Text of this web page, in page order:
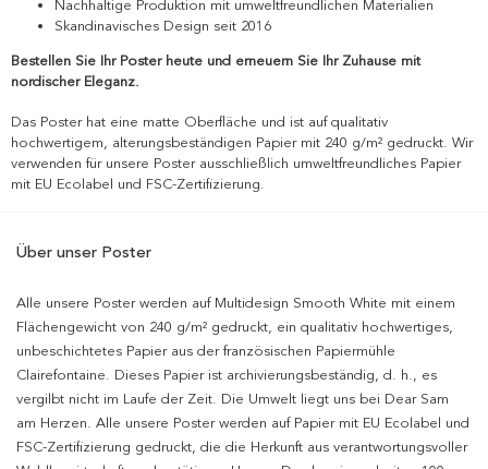
Nachhaltige Produktion mit umweltfreundlichen Materialien
Skandinavisches Design seit 2016
Bestellen Sie Ihr Poster heute und erneuern Sie Ihr Zuhause mit
nordischer Eleganz.
Das Poster hat eine matte Oberfläche und ist auf qualitativ
hochwertigem, alterungsbeständigen Papier mit 240 g/m² gedruckt. Wir
verwenden für unsere Poster ausschließlich umweltfreundliches Papier
mit EU Ecolabel und FSC-Zertifizierung.
Über unser Poster
Alle unsere Poster werden auf Multidesign Smooth White mit einem
Flächengewicht von 240 g/m² gedruckt, ein qualitativ hochwertiges,
unbeschichtetes Papier aus der französischen Papiermühle
Clairefontaine. Dieses Papier ist archivierungsbeständig, d. h., es
vergilbt nicht im Laufe der Zeit. Die Umwelt liegt uns bei Dear Sam
am Herzen. Alle unsere Poster werden auf Papier mit EU Ecolabel und
FSC-Zertifizierung gedruckt, die die Herkunft aus verantwortungsvoller